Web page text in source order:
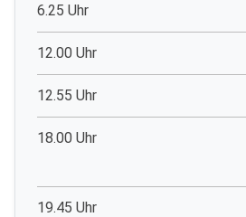
6.25 Uhr
12.00 Uhr
12.55 Uhr
18.00 Uhr
19.45 Uhr